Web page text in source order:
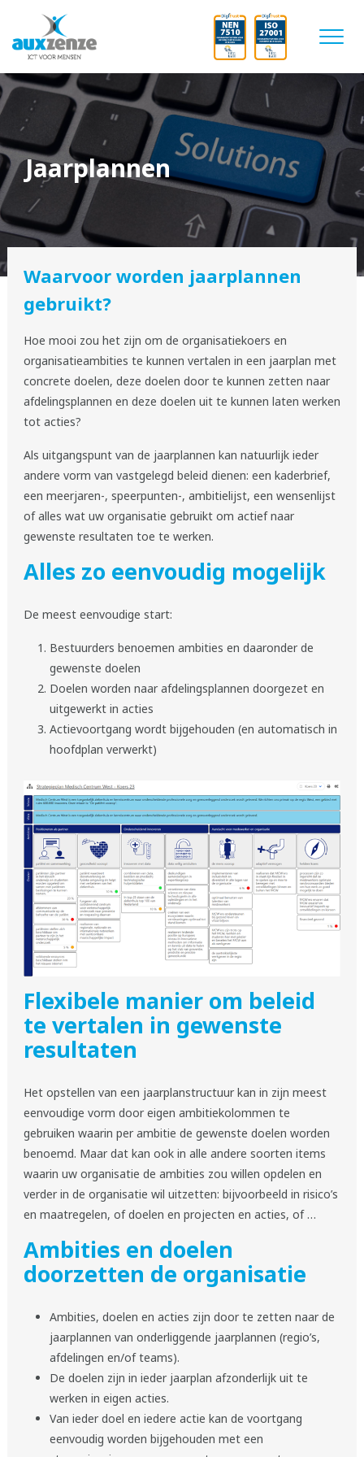
Jaarplannen
Waarvoor worden jaarplannen
gebruikt?
Hoe mooi zou het zijn om de organisatiekoers en
organisatieambities te kunnen vertalen in een jaarplan met
concrete doelen, deze doelen door te kunnen zetten naar
afdelingsplannen en deze doelen uit te kunnen laten werken
tot acties?
Als uitgangspunt van de jaarplannen kan natuurlijk ieder
andere vorm van vastgelegd beleid dienen: een kaderbrief,
een meerjaren-, speerpunten-, ambitielijst, een wensenlijst
of alles wat uw organisatie gebruikt om actief naar
gewenste resultaten toe te werken.
Alles zo eenvoudig mogelijk
De meest eenvoudige start:
Bestuurders benoemen ambities en daaronder de
gewenste doelen
Doelen worden naar afdelingsplannen doorgezet en
uitgewerkt in acties
Actievoortgang wordt bijgehouden (en automatisch in
hoofdplan verwerkt)
Flexibele manier om beleid
te vertalen in gewenste
resultaten
Het opstellen van een jaarplanstructuur kan in zijn meest
eenvoudige vorm door eigen ambitiekolommen te
gebruiken waarin per ambitie de gewenste doelen worden
benoemd. Maar dat kan ook in alle andere soorten items
waarin uw organisatie de ambities zou willen opdelen en
verder in de organisatie wil uitzetten: bijvoorbeeld in risico’s
en maatregelen, of doelen en projecten en acties, of …
Ambities en doelen
doorzetten de organisatie
Ambities, doelen en acties zijn door te zetten naar de
jaarplannen van onderliggende jaarplannen (regio’s,
afdelingen en/of teams).
De doelen zijn in ieder jaarplan afzonderlijk uit te
werken in eigen acties.
Van ieder doel en iedere actie kan de voortgang
eenvoudig worden bijgehouden met een